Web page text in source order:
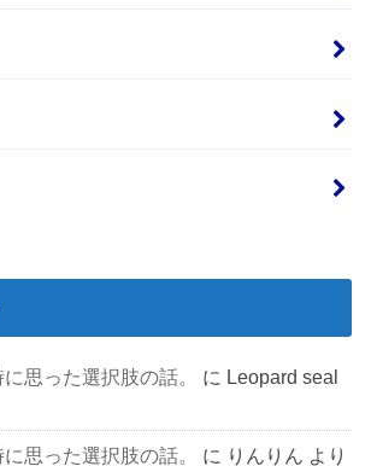
思った選択肢の話。 に Leopard seal
思った選択肢の話。 に りんりん より